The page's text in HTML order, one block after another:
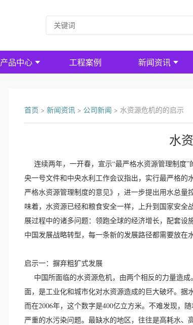
产品中心 工程案例 新闻资讯
首页 > 新闻资讯> 公司新闻 > 水资源危机的的启示
水
连续两年，一开春，宣示“最严格水资源管理制度”
央一号文件和中央水利工作会议指出，实行最严格
严格水资源管理制度的意见》，进一步提出用水总
味着，水资源已经和粮食安全一样，上升到国家安
展过程中的诸多问题：领跑全球的经济增长，配套
中国发展战略转型，每一条新的发展路径都需要放在
启示一：摒弃粗犷式发展
中国所面临的水资源危机，由两个相反的力量造成
面，是工业化和城市化对水资源造成的巨大破坏。据
而在2006年，这个数字是400亿立方米。不难发现，
严重的水污染问题。最缺水的地区，往往是高耗水、